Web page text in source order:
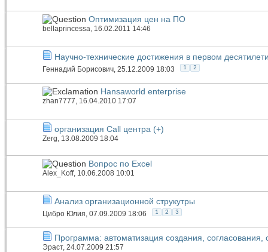
Оптимизация цен на ПО
bellaprincessa, 16.02.2011 14:46
Научно-технические достижения в первом
Геннадий Борисович, 25.12.2009 18:03 1 2
Hansaworld enterprise
zhan7777, 16.04.2010 17:07
организация Call центра (+)
Zerg, 13.08.2009 18:04
Вопрос по Excel
Alex_Koff, 10.06.2008 10:01
Анализ организационной струкутры
Цибро Юлия, 07.09.2009 18:06 1 2 3
Программа: автоматизация создания, согласования,
Эраст, 24.07.2009 21:57